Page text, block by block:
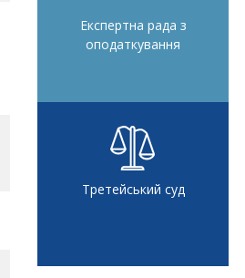
Експертна рада з
оподаткування
Третейський суд